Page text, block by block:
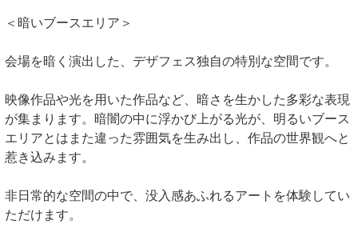
＜暗いブースエリア＞
会場を暗く演出した、デザフェス独自の特別な空間です。
映像作品や光を用いた作品など、暗さを生かした多彩な表現
が集まります。暗闇の中に浮かび上がる光が、明るいブース
エリアとはまた違った雰囲気を生み出し、作品の世界観へと
惹き込みます。
非日常的な空間の中で、没入感あふれるアートを体験してい
ただけます。